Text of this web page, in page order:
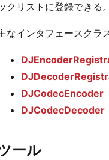
クリストに登録できる。
なインタフェースクラ
DJCodecEncoder
DJCodecDecoder
ール